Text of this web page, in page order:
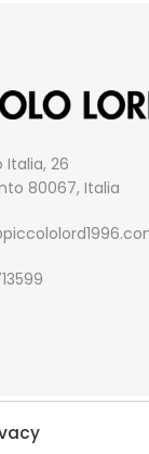
Italia, 26
80067, Italia